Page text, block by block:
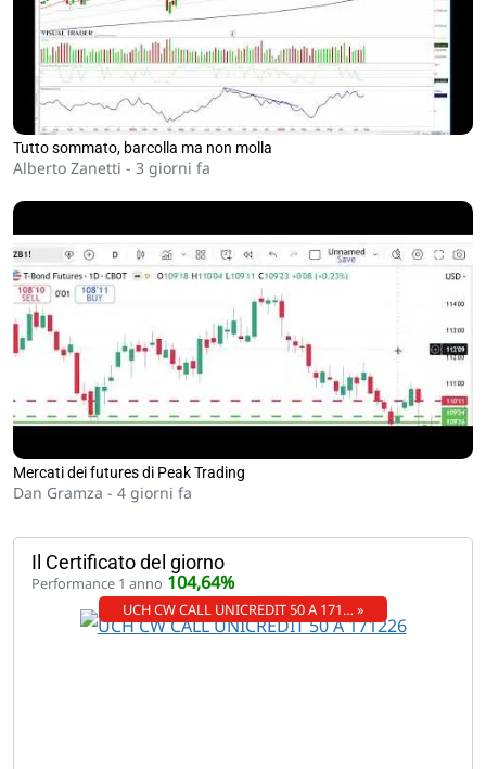
Tutto sommato, barcolla ma non molla
Alberto Zanetti - 3 giorni fa
Mercati dei futures di Peak Trading
Dan Gramza - 4 giorni fa
Il Certificato del giorno
Performance 1 anno 104,64%
UCH CW CALL UNICREDIT 50 A 171… »